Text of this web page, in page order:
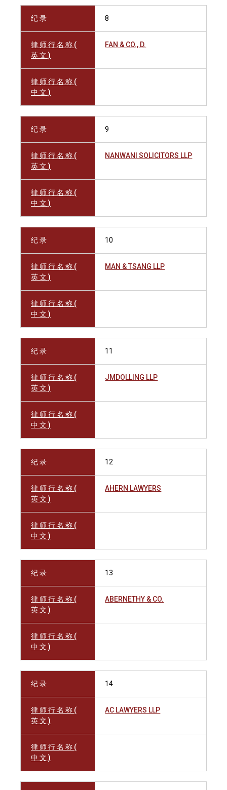
纪 录 8
律 师 行 名 称 (
英 文 )
FAN & CO., D.
律 师 行 名 称 (
中 文 )
纪 录 9
律 师 行 名 称 (
英 文 )
NANWANI SOLICITORS LLP
律 师 行 名 称 (
中 文 )
纪 录 10
律 师 行 名 称 (
英 文 )
MAN & TSANG LLP
律 师 行 名 称 (
中 文 )
纪 录 11
律 师 行 名 称 (
英 文 )
JMDOLLING LLP
律 师 行 名 称 (
中 文 )
纪 录 12
律 师 行 名 称 (
英 文 )
AHERN LAWYERS
律 师 行 名 称 (
中 文 )
纪 录 13
律 师 行 名 称 (
英 文 )
ABERNETHY & CO.
律 师 行 名 称 (
中 文 )
纪 录 14
律 师 行 名 称 (
英 文 )
AC LAWYERS LLP
律 师 行 名 称 (
中 文 )